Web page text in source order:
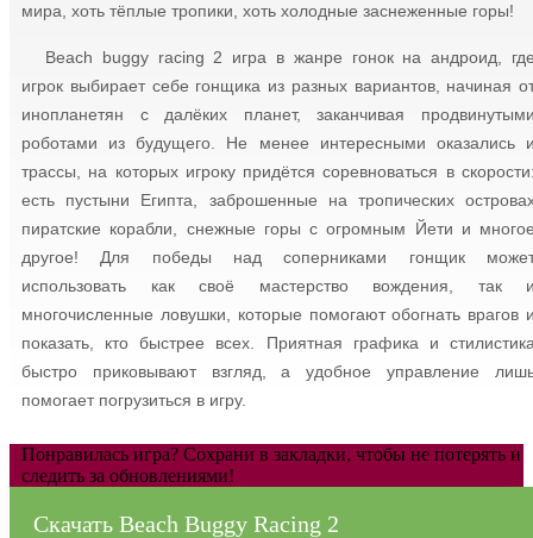
мира, хоть тёплые тропики, хоть холодные заснеженные горы!
Beach buggy racing 2 игра в жанре гонок на андроид,
игрок выбирает себе гонщика из разных вариантов, начиная
инопланетян с далёких планет, заканчивая
роботами из будущего. Не менее интересными оказались
трассы, на которых игроку придётся соревноваться в
есть пустыни Египта, заброшенные на тропических
пиратские корабли, снежные горы с огромным Йети и
другое! Для победы над соперниками гонщик
использовать как своё мастерство вождения, так
многочисленные ловушки, которые помогают обогнать врагов
показать, кто быстрее всех. Приятная графика и
быстро приковывают взгляд, а удобное управление
помогает погрузиться в игру.
Понравилась игра? Сохрани в закладки, чтобы не потерять и
следить за обновлениями!
Скачать Beach Buggy Racing 2